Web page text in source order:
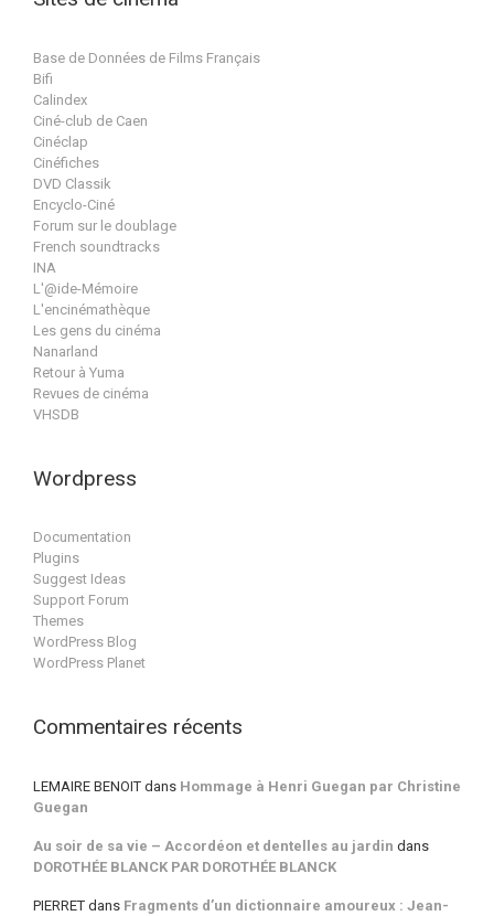
Base de Données de Films Français
Bifi
Calindex
Ciné-club de Caen
Cinéclap
Cinéfiches
DVD Classik
Encyclo-Ciné
Forum sur le doublage
French soundtracks
INA
L'@ide-Mémoire
L'encinémathèque
Les gens du cinéma
Nanarland
Retour à Yuma
Revues de cinéma
VHSDB
Wordpress
Documentation
Plugins
Suggest Ideas
Support Forum
Themes
WordPress Blog
WordPress Planet
Commentaires récents
LEMAIRE BENOIT dans Hommage à Henri Guegan par Christine
Guegan
Au soir de sa vie – Accordéon et dentelles au jardin dans
DOROTHÉE BLANCK PAR DOROTHÉE BLANCK
PIERRET dans Fragments d’un dictionnaire amoureux : Jean-